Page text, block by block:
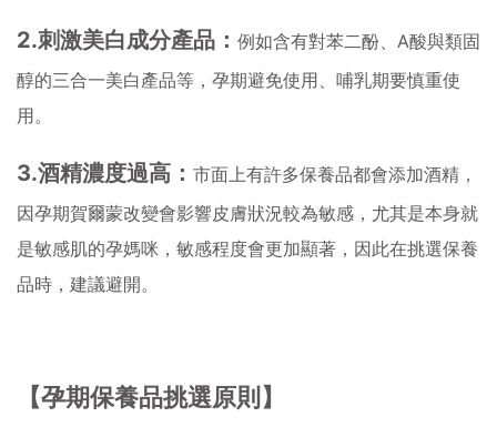
2.刺激美白成分產品： 例如含有對苯二酚、A酸與類固
醇的三合一美白產品等，孕期避免使用、哺乳期要慎重使
用。
3.酒精濃度過高： 市面上有許多保養品都會添加酒精，
因孕期賀爾蒙改變會影響皮膚狀況較為敏感，尤其是本身就
是敏感肌的孕媽咪，敏感程度會更加顯著，因此在挑選保養
品時，建議避開。
【孕期保養品挑選原則】